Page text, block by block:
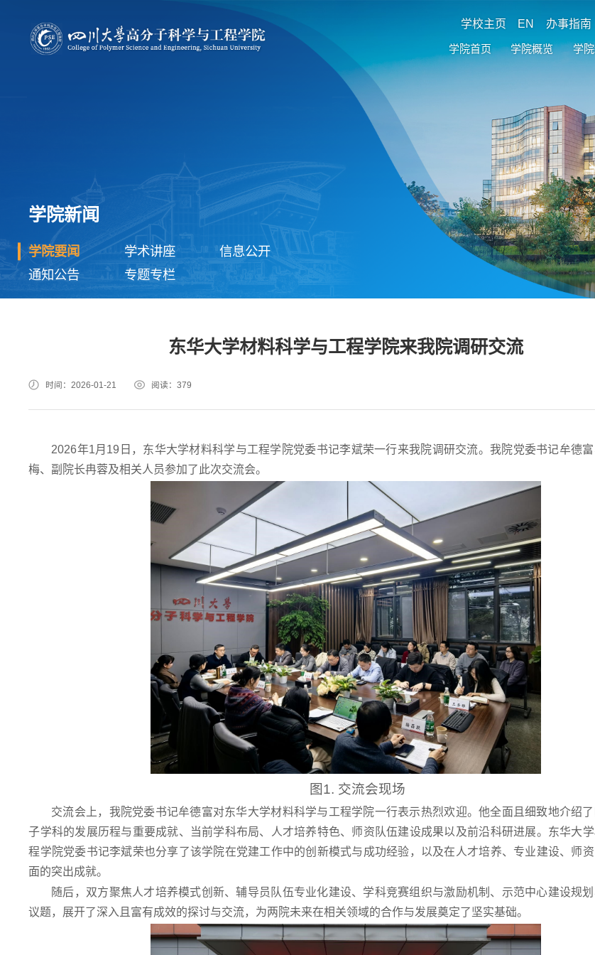
学校主页 EN 办事指南
学院首页 学院概览 学
学院新闻
学院要闻 学术讲座
信息公开
通知公告
专题专栏
东华大学材料科学与工程学院来我院调研交流
时间：2026-01-21 阅读： 379
2026年1月19日，东华大学材料科学与工程学院党委书记李斌荣一行来我院调研交流。我院党委书记牟德
梅、副院长冉蓉及相关人员参加了此次交流会。
图1. 交流会现场
交流会上，我院党委书记牟德富对东华大学材料科学与工程学院一行表示热烈欢迎。他全面且细致地介绍
子学科的发展历程与重要成就、当前学科布局、人才培养特色、师资队伍建设成果以及前沿科研进展。东华大
程学院党委书记李斌荣也分享了该学院在党建工作中的创新模式与成功经验，以及在人才培养、专业建设、师
面的突出成就。
随后，双方聚焦人才培养模式创新、辅导员队伍专业化建设、学科竞赛组织与激励机制、示范中心建设规
议题，展开了深入且富有成效的探讨与交流，为两院未来在相关领域的合作与发展奠定了坚实基础。